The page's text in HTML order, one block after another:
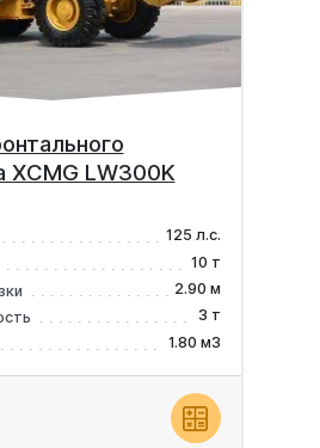
XCMG LW300K
125 л.с.
10 т
2.90 м
3 т
1.80 м3